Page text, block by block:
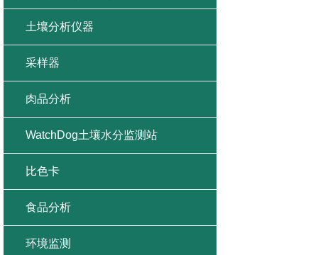
土壤分析仪器
采样器
肉品分析
WatchDog土壤水分监测站
比色卡
食品分析
环境监测